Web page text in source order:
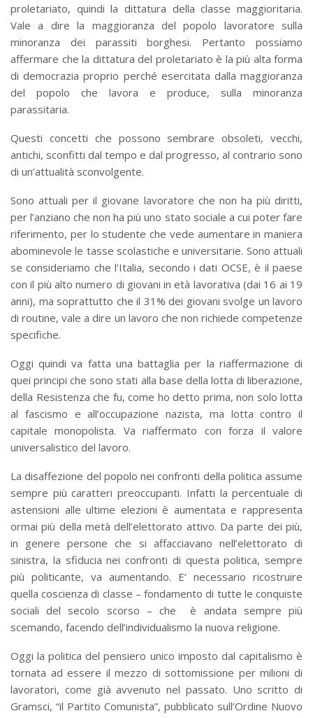
proletariato, quindi la dittatura della classe maggioritaria.
Vale a dire la maggioranza del popolo lavoratore sulla
minoranza dei parassiti borghesi. Pertanto possiamo
affermare che la dittatura del proletariato è la più alta forma
di democrazia proprio perché esercitata dalla maggioranza
del popolo che lavora e produce, sulla minoranza
parassitaria.
Questi concetti che possono sembrare obsoleti, vecchi,
antichi, sconfitti dal tempo e dal progresso, al contrario sono
di un’attualità sconvolgente.
Sono attuali per il giovane lavoratore che non ha più diritti,
per l’anziano che non ha più uno stato sociale a cui poter fare
riferimento, per lo studente che vede aumentare in maniera
abominevole le tasse scolastiche e universitarie. Sono attuali
se consideriamo che l’Italia, secondo i dati OCSE, è il paese
con il più alto numero di giovani in età lavorativa (dai 16 ai 19
anni), ma soprattutto che il 31% dei giovani svolge un lavoro
di routine, vale a dire un lavoro che non richiede competenze
specifiche.
Oggi quindi va fatta una battaglia per la riaffermazione di
quei principi che sono stati alla base della lotta di liberazione,
della Resistenza che fu, come ho detto prima, non solo lotta
al fascismo e all’occupazione nazista, ma lotta contro il
capitale monopolista. Va riaffermato con forza il valore
universalistico del lavoro.
La disaffezione del popolo nei confronti della politica assume
sempre più caratteri preoccupanti. Infatti la percentuale di
astensioni alle ultime elezioni è aumentata e rappresenta
ormai più della metà dell’elettorato attivo. Da parte dei più,
in genere persone che si affacciavano nell’elettorato di
sinistra, la sfiducia nei confronti di questa politica, sempre
più politicante, va aumentando. E’ necessario ricostruire
quella coscienza di classe – fondamento di tutte le conquiste
sociali del secolo scorso – che è andata sempre più
scemando, facendo dell’individualismo la nuova religione.
Oggi la politica del pensiero unico imposto dal capitalismo è
tornata ad essere il mezzo di sottomissione per milioni di
lavoratori, come già avvenuto nel passato. Uno scritto di
Gramsci, “il Partito Comunista”, pubblicato sull’Ordine Nuovo